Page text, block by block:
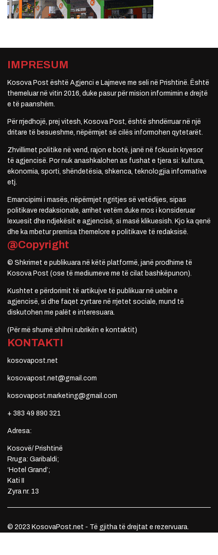
IMPRESUM
Kosova Post është Agjenci e Lajmeve me seli në Prishtinë. Është
themeluar në vitin 2016, duke pasur për mision informimin e drejtë
e të paanshëm.
Për rrjedhojë, prej vitesh, Kosova Post, është shndërruar në një
dritare të besueshme, nëpërmjet së cilës informohen qytetarët.
Zhvillimet politike në vend, rajon e botë, janë në fokusin kryesor
të agjencisë. Por nuk anashkalohen as fushat e tjera si: kultura,
ekonomia, sporti, shëndetësia, shkenca, teknologjia informative
etj.
Emancipimi i masës, nëpërmjet ngritjes së vetëdijes, sipas
politikave redaksionale, arrihet vetëm duke mos i konsideruar
lexuesit dhe ndjekësit e agjencisë, si masë klikuesish. Kjo ka qenë
dhe ka mbetur premisa themelore e politikave të redaksisë.
@Copyright
© Shkrimet e publikuara në këtë platformë, janë prodhime të
Kosova Post (ose të mediumeve me të cilat bashkëpunon).
Kushtet e përdorimit të artikujve të publikuar në uebin e
agjencisë, si dhe faqet zyrtare në rrjetet sociale, mund të
diskutohen me palët e interesuara.
(Për më shumë shihni rubrikën e kontaktit)
KONTAKTI
kosovapost.net
kosovapost.net@gmail.com
kosovapost.marketing@gmail.com
+ 383 49 890 321
Adresa:
Kosovë/ Prishtinë
Rruga: Garibaldi;
‘Hotel Grand’;
Kati II
Zyra nr. 13
© 2023 KosovaPost.net - Të gjitha të drejtat e rezervuara.